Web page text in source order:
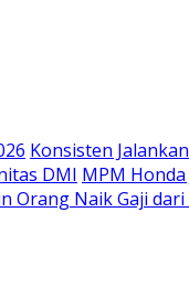
Konsisten
DMI MPM
Orang Naik Gaji dari